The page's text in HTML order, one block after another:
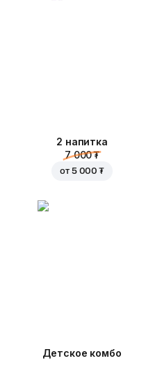
2 напитка
7 000 ₮
от 5 000 ₮
Детское комбо